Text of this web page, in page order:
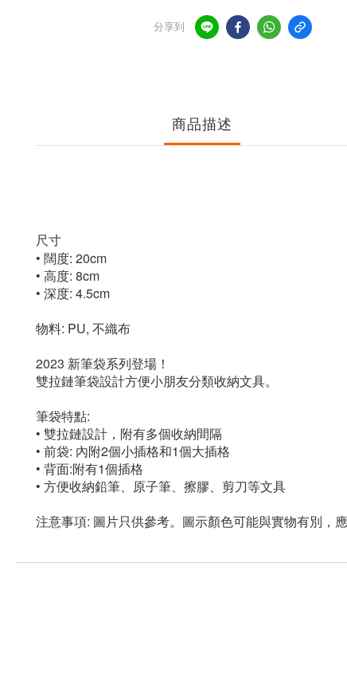
分享到
商品描述
尺寸
• 闊度: 20cm
• 高度: 8cm
• 深度: 4.5cm
物料: PU, 不織布
2023 新筆袋系列登場！
雙拉鏈筆袋設計方便小朋友分類收納文具。
筆袋特點:
• 雙拉鏈設計，附有多個收納間隔
• 前袋: 內附2個小插格和1個大插格
• 背面:附有1個插格
• 方便收納鉛筆、原子筆、擦膠、剪刀等文具
注意事項: 圖片只供參考。圖示顏色可能與實物有別，應